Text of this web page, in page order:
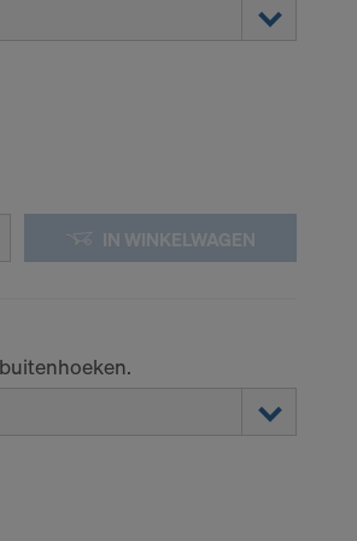
IN WINKELWAGEN
naar
tijde voor
DE